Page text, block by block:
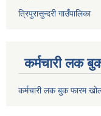
त्रिपुरासुन्दरी गाउँपालिका
कर्मचारी लक
कर्मचारी लक बुक फारम